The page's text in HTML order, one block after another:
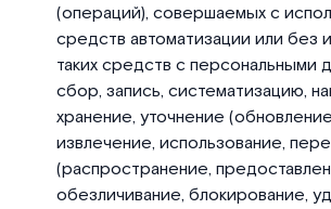
(операций), совершаемых с
средств автоматизации или без
таких средств с персональными
сбор, запись, систематизацию,
хранение, уточнение
извлечение, использование,
(распространение,
обезличивание, блокирование,